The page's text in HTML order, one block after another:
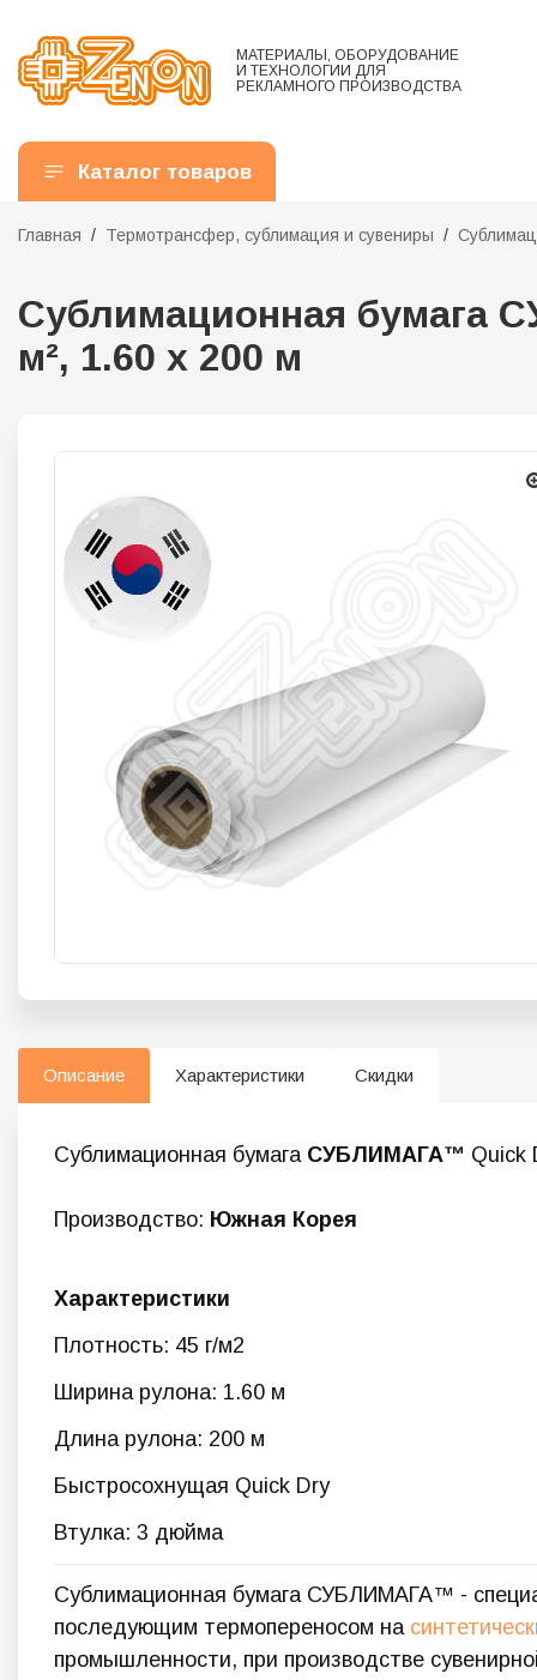
МАТЕРИАЛЫ, ОБОРУДОВАНИЕ
И ТЕХНОЛОГИИ ДЛЯ
РЕКЛАМНОГО ПРОИЗВОДСТВА
Каталог товаров
Главная Термотрансфер, сублимация и сувениры
Сублимационная бумага
м², 1.60 х 200 м
Описание Характеристики Скидки
Сублимационная бумага СУБЛИМАГА™ Quick
Производство: Южная Корея
Характеристики
Плотность: 45 г/м2
Ширина рулона: 1.60 м
Длина рулона: 200 м
Быстросохнущая Quick Dry
Втулка: 3 дюйма
Сублимационная бумага СУБЛИМАГА™ -
последующим термопереносом на
промышленности, при производстве